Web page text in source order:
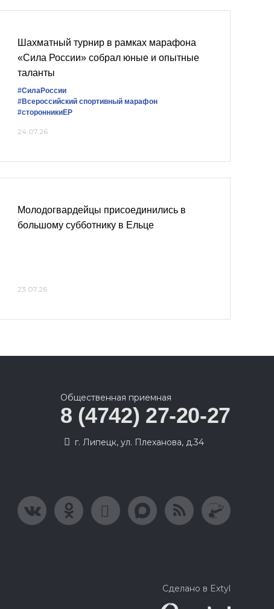
Шахматный турнир в рамках марафона
«Сила России» собрал юные и опытные
таланты
#СилаРоссии
#Всероссийский спортивный марафон
#сторонникиЕР
24.07.26
Молодогвардейцы присоединились в
большому субботнику в Ельце
23.07.26
Общественная приемная
8 (4742) 27-20-27
г. Липецк, ул. Плеханова, д.34
Сделано в Extyl